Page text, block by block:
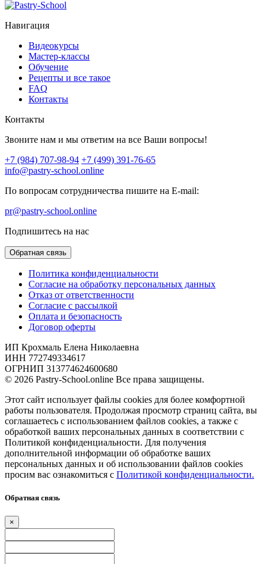
Навигация
Видеокурсы
Мастер-классы
Обучение
Рецепты и все такое
FAQ
Контакты
Контакты
Звоните нам и мы ответим на все Ваши вопросы!
+7 (984) 707-98-94 +7 (499) 391-76-65
info@pastry-school.online
По вопросам сотрудничества пишите на E-mail:
pr@pastry-school.online
Подпишитесь на нас
Обратная связь
Политика конфиденциальности
Согласие на обработку персональных данных
Отказ от ответственности
Согласие с рассылкой
Оплата и безопасность
Договор оферты
ИП Крохмаль Елена Николаевна
ИНН 772749334617
ОГРНИП 313774624600680
© 2026 Pastry-School.online Все права защищены.
Этот сайт использует файлы cookies для более комфортной
работы пользователя. Продолжая просмотр страниц сайта, вы
соглашаетесь с использованием файлов cookies, а также с
обработкой ваших персональных данных в соответствии с
Политикой конфиденциальности. Для получения
дополнительной информации об обработке ваших
персональных данных и об использовании файлов cookies
просим вас ознакомиться с Политикой конфиденциальности.
Обратная связь
×